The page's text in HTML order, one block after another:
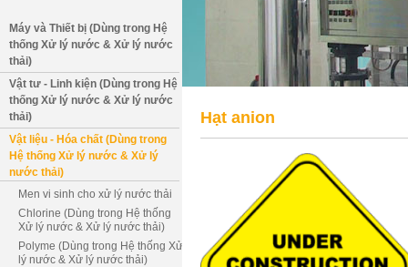
Máy và Thiết bị (Dùng trong Hệ
thống Xử lý nước & Xử lý nước
thải)
Vật tư - Linh kiện (Dùng trong Hệ
thống Xử lý nước & Xử lý nước
thải)
Vật liệu - Hóa chất (Dùng trong
Hệ thống Xử lý nước & Xử lý
nước thải)
Men vi sinh cho xử lý nước thải
Chlorine (Dùng trong Hệ thống
Xử lý nước & Xử lý nước thải)
Polyme (Dùng trong Hệ thống Xử
lý nước & Xử lý nước thải)
Hạt anion